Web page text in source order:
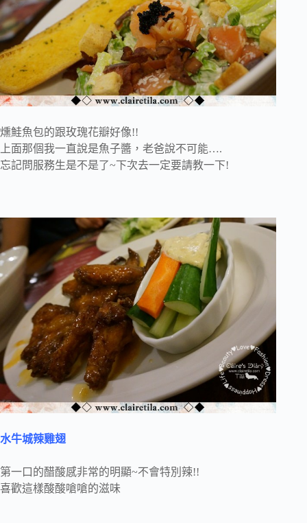
燻鮭魚包的跟玫瑰花瓣好像!!
上面那個我一直說是魚子醬，老爸說不可能….
忘記問服務生是不是了~下次去一定要請教一下!
水牛城辣雞翅
第一口的醋酸感非常的明顯~不會特別辣!!
喜歡這樣酸酸嗆嗆的滋味